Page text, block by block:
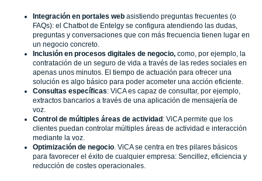
Integración en portales web asistiendo preguntas frecuentes (o
FAQs): el Chatbot de Entelgy se configura atendiendo las dudas,
preguntas y conversaciones que con más frecuencia tienen lugar en
un negocio concreto.
Inclusión en procesos digitales de negocio, como, por ejemplo, la
contratación de un seguro de vida a través de las redes sociales en
apenas unos minutos. El tiempo de actuación para ofrecer una
solución es algo básico para poder acometer una acción eficiente.
Consultas específicas: ViCA es capaz de consultar, por ejemplo,
extractos bancarios a través de una aplicación de mensajería de
voz.
Control de múltiples áreas de actividad : ViCA permite que los
clientes puedan controlar múltiples áreas de actividad e interacción
mediante la voz.
Optimización de negocio. ViCA se centra en tres pilares básicos
para favorecer el éxito de cualquier empresa: Sencillez, eficiencia y
reducción de costes operacionales.